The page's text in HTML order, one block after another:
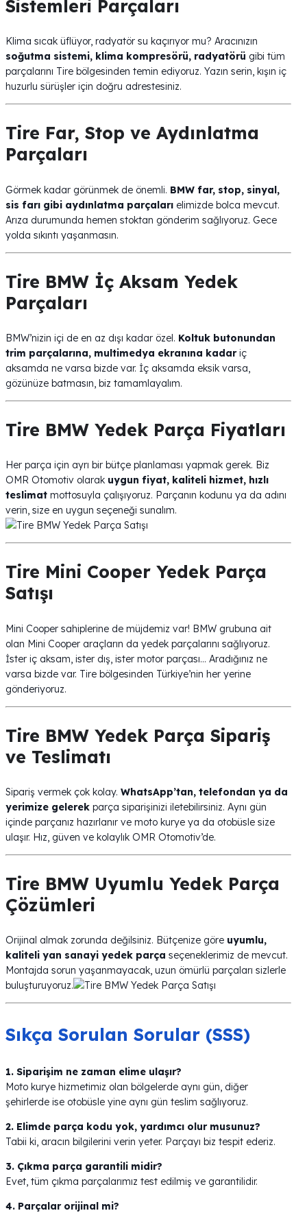
Sistemleri Parçaları
Klima sıcak üflüyor, radyatör su kaçırıyor mu? Aracınızın
soğutma sistemi, klima kompresörü, radyatörü gibi tüm
parçalarını Tire bölgesinden temin ediyoruz. Yazın serin, kışın iç
huzurlu sürüşler için doğru adrestesiniz.
Tire Far, Stop ve Aydınlatma
Parçaları
Görmek kadar görünmek de önemli. BMW far, stop, sinyal,
sis farı gibi aydınlatma parçaları elimizde bolca mevcut.
Arıza durumunda hemen stoktan gönderim sağlıyoruz. Gece
yolda sıkıntı yaşanmasın.
Tire BMW İç Aksam Yedek
Parçaları
BMW’nizin içi de en az dışı kadar özel. Koltuk butonundan
trim parçalarına, multimedya ekranına kadariç
aksamda ne varsa bizde var. İç aksamda eksik varsa,
gözünüze batmasın, biz tamamlayalım.
Tire BMW Yedek Parça Fiyatları
Her parça için ayrı bir bütçe planlaması yapmak gerek. Biz
OMR Otomotiv olarak uygun fiyat, kaliteli hizmet, hızlı
teslimat mottosuyla çalışıyoruz. Parçanın kodunu ya da adını
verin, size en uygun seçeneği sunalım.
Tire Mini Cooper Yedek Parça
Satışı
Mini Cooper sahiplerine de müjdemiz var! BMW grubuna ait
olan Mini Cooper araçların da yedek parçalarını sağlıyoruz.
İster iç aksam, ister dış, ister motor parçası… Aradığınız ne
varsa bizde var. Tire bölgesinden Türkiye’nin her yerine
gönderiyoruz.
Tire BMW Yedek Parça Sipariş
ve Teslimatı
Sipariş vermek çok kolay. WhatsApp’tan, telefondan ya da
yerimize gelerek parça siparişinizi iletebilirsiniz. Aynı gün
içinde parçanız hazırlanır ve moto kurye ya da otobüsle size
ulaşır. Hız, güven ve kolaylık OMR Otomotiv’de.
Tire BMW Uyumlu Yedek Parça
Çözümleri
Orijinal almak zorunda değilsiniz. Bütçenize göre uyumlu,
kaliteli yan sanayi yedek parça seçeneklerimiz de mevcut.
Montajda sorun yaşanmayacak, uzun ömürlü parçaları sizlerle
buluşturuyoruz.
Sıkça Sorulan Sorular (SSS)
1. Siparişim ne zaman elime ulaşır?
Moto kurye hizmetimiz olan bölgelerde aynı gün, diğer
şehirlerde ise otobüsle yine aynı gün teslim sağlıyoruz.
2. Elimde parça kodu yok, yardımcı olur musunuz?
Tabii ki, aracın bilgilerini verin yeter. Parçayı biz tespit ederiz.
3. Çıkma parça garantili midir?
Evet, tüm çıkma parçalarımız test edilmiş ve garantilidir.
4. Parçalar orijinal mi?